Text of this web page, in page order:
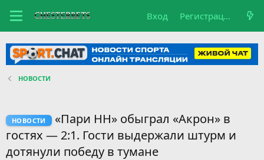
Вход Регистрация
НОВОСТИ
НОВОСТИ
«Пари НН» обыграл «Акрон» в
гостях — 2:1. Гости выдержали штурм и
дотянули победу в тумане